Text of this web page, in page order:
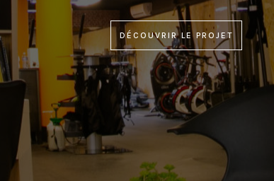
DÉCOUVRIR LE PROJET